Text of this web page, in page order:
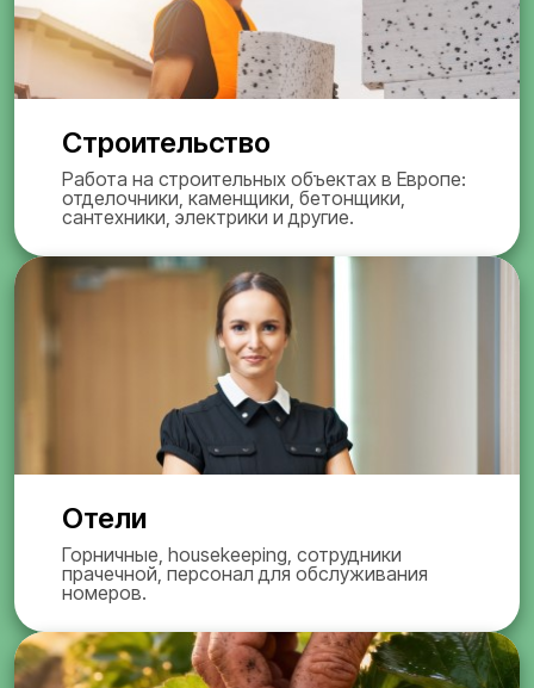
Строительство
Работа на строительных объектах в Европе:
отделочники, каменщики, бетонщики,
сантехники, электрики и другие.
Отели
Горничные, housekeeping, сотрудники
прачечной, персонал для обслуживания
номеров.